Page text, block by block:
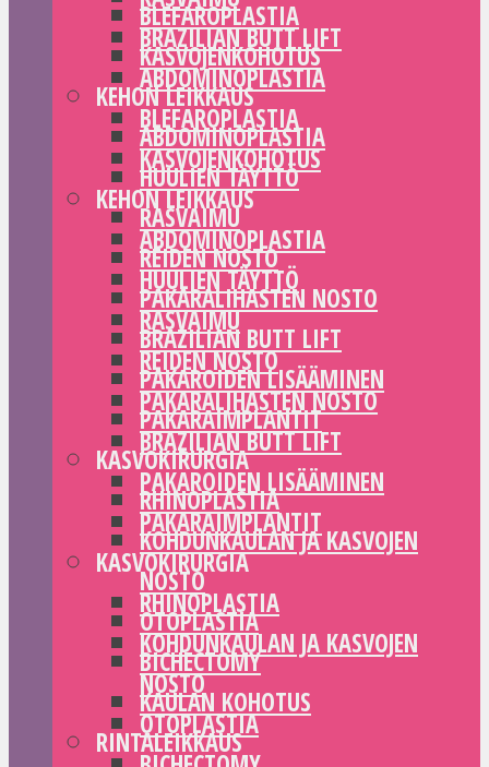
BLEFAROPLASTIA
KASVOJENKOHOTUS
KEHON LEIKKAUS
ABDOMINOPLASTIA
HUULIEN TÄYTTÖ
RASVAIMU
REIDEN NOSTO
PAKARALIHASTEN NOSTO
BRAZILIAN BUTT LIFT
PAKAROIDEN LISÄÄMINEN
PAKARAIMPLANTIT
KASVOKIRURGIA
RHINOPLASTIA
KOHDUNKAULAN JA KASVOJEN
NOSTO
OTOPLASTIA
BICHECTOMY
KAULAN KOHOTUS
RINTALEIKKAUS
BRAZILIAN BUTT LIFT
ABDOMINOPLASTIA
BLEFAROPLASTIA
KASVOJENKOHOTUS
KEHON LEIKKAUS
ABDOMINOPLASTIA
HUULIEN TÄYTTÖ
RASVAIMU
REIDEN NOSTO
PAKARALIHASTEN NOSTO
BRAZILIAN BUTT LIFT
PAKAROIDEN LISÄÄMINEN
PAKARAIMPLANTIT
KASVOKIRURGIA
RHINOPLASTIA
KOHDUNKAULAN JA KASVOJEN
NOSTO
OTOPLASTIA